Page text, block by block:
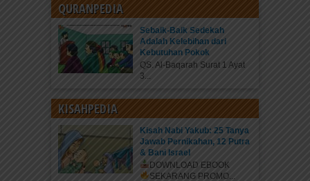
QURANPEDIA
Sebaik-Baik Sedekah
Adalah Kelebihan dari
Kebutuhan Pokok
QS. Al-Baqarah Surat 1 Ayat
3...
KISAHPEDIA
Kisah Nabi Yakub: 25 Tanya
Jawab Pernikahan, 12 Putra
& Bani Israel
DOWNLOAD EBOOK
SEKARANG PROMO...